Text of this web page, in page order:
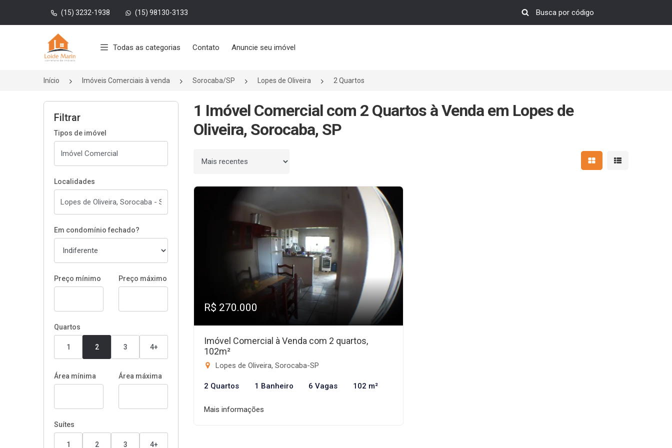
(15) 3232-1938 (15) 98130-3133
Página inicial
Todas as categorias Contato Anuncie seu imóvel
Início Imóveis Comerciais à venda Sorocaba/SP Lopes de Oliveira 2 Quartos
Filtrar
Tipos de imóvel
Localidades
Em condomínio fechado?
Preço mínimo Preço máximo
Quartos
1 2 3 4+
Área mínima Área máxima
Suítes
1 2 3 4+
1 Imóvel Comercial com 2 Quartos à Venda em Lopes de
Oliveira, Sorocaba, SP
Ordenar por Mostrar resultados em
Mostrar
R$ 270.000
Imóvel Comercial à Venda com 2 quartos,
102m²
Lopes de Oliveira, Sorocaba-SP
2 Quartos 1 Banheiro 6 Vagas 102 m²
Mais informações